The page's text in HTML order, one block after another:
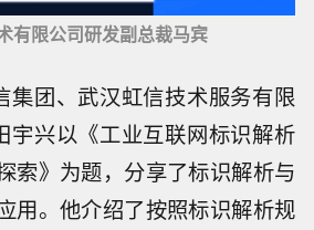
有限公司研发副总裁马宾
集团、武汉虹信技术服务有限
宇兴以《工业互联网标识解析
索》为题，分享了标识解析与
用。他介绍了按照标识解析规